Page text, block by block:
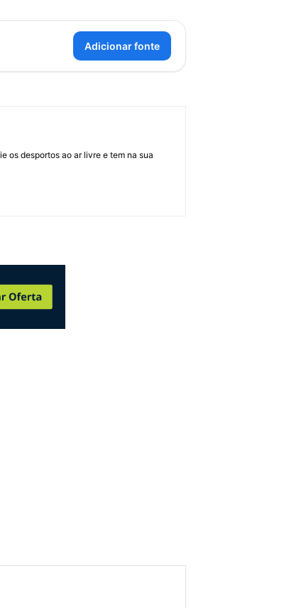
Adicionar fonte
os desportos ao ar livre e tem na sua